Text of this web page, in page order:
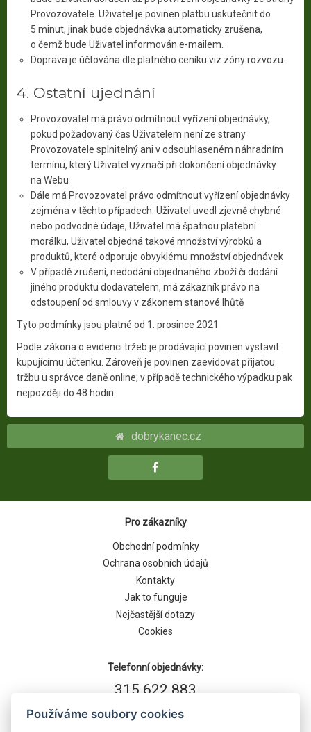
Provozovatele. Uživatel je povinen platbu uskutečnit do
5 minut, jinak bude objednávka automaticky zrušena,
o čemž bude Uživatel informován e-mailem.
Doprava je účtována dle platného ceníku viz zóny rozvozu.
4. Ostatní ujednání
Provozovatel má právo odmítnout vyřízení objednávky,
pokud požadovaný čas Uživatelem není ze strany
Provozovatele splnitelný ani v odsouhlaseném náhradním
termínu, který Uživatel vyznačí při dokončení objednávky
na Webu
Dále má Provozovatel právo odmítnout vyřízení objednávky
zejména v těchto případech: Uživatel uvedl zjevně chybné
nebo podvodné údaje, Uživatel má špatnou platební
morálku, Uživatel objedná takové množství výrobků a
produktů, které odporuje obvyklému množství objednávek
V případě zrušení, nedodání objednaného zboží či dodání
jiného produktu dodavatelem, má zákazník právo na
odstoupení od smlouvy v zákonem stanové lhůtě
Tyto podmínky jsou platné od 1. prosince 2021
Podle zákona o evidenci tržeb je prodávající povinen vystavit
kupujícímu účtenku. Zároveň je povinen zaevidovat přijatou
tržbu u správce daně online; v případě technického výpadku pak
nejpozději do 48 hodin.
dobrykanec.cz
Pro zákazníky
Obchodní podmínky
Ochrana osobních údajů
Kontakty
Jak to funguje
Nejčastější dotazy
Cookies
Telefonní objednávky:
315 622 883
Používáme soubory cookies